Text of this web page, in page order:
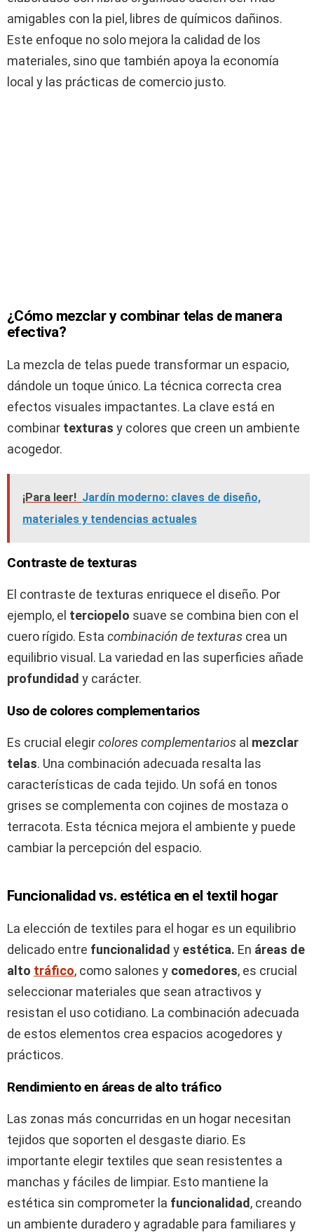
amigables con la piel, libres de químicos dañinos.
Este enfoque no solo mejora la calidad de los
materiales, sino que también apoya la economía
local y las prácticas de comercio justo.
¿Cómo mezclar y combinar telas de manera
efectiva?
La mezcla de telas puede transformar un espacio,
dándole un toque único. La técnica correcta crea
efectos visuales impactantes. La clave está en
combinar texturas y colores que creen un ambiente
acogedor.
¡Para leer! Jardín moderno: claves de diseño,
materiales y tendencias actuales
Contraste de texturas
El contraste de texturas enriquece el diseño. Por
ejemplo, el terciopelo suave se combina bien con el
cuero rígido. Esta combinación de texturas crea un
equilibrio visual. La variedad en las superficies añade
profundidad y carácter.
Uso de colores complementarios
Es crucial elegircolores complementarios al mezclar
telas. Una combinación adecuada resalta las
características de cada tejido. Un sofá en tonos
grises se complementa con cojines de mostaza o
terracota. Esta técnica mejora el ambiente y puede
cambiar la percepción del espacio.
Funcionalidad vs. estética en el textil hogar
La elección de textiles para el hogar es un equilibrio
delicado entre funcionalidad y estética. En áreas de
alto tráfico, como salones y comedores, es crucial
seleccionar materiales que sean atractivos y
resistan el uso cotidiano. La combinación adecuada
de estos elementos crea espacios acogedores y
prácticos.
Rendimiento en áreas de alto tráfico
Las zonas más concurridas en un hogar necesitan
tejidos que soporten el desgaste diario. Es
importante elegir textiles que sean resistentes a
manchas y fáciles de limpiar. Esto mantiene la
estética sin comprometer la funcionalidad , creando
un ambiente duradero y agradable para familiares y